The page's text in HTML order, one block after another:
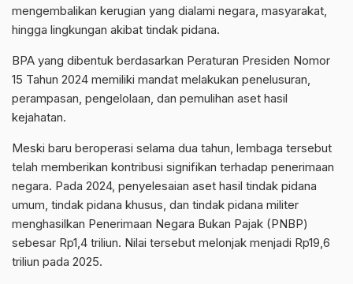
mengembalikan kerugian yang dialami negara, masyarakat,
hingga lingkungan akibat tindak pidana.
BPA yang dibentuk berdasarkan Peraturan Presiden Nomor
15 Tahun 2024 memiliki mandat melakukan penelusuran,
perampasan, pengelolaan, dan pemulihan aset hasil
kejahatan.
Meski baru beroperasi selama dua tahun, lembaga tersebut
telah memberikan kontribusi signifikan terhadap penerimaan
negara. Pada 2024, penyelesaian aset hasil tindak pidana
umum, tindak pidana khusus, dan tindak pidana militer
menghasilkan Penerimaan Negara Bukan Pajak (PNBP)
sebesar Rp1,4 triliun. Nilai tersebut melonjak menjadi Rp19,6
triliun pada 2025.